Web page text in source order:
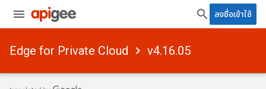
ลงชื่อเข้าใช้
Edge for Private Cloud v4.16.05